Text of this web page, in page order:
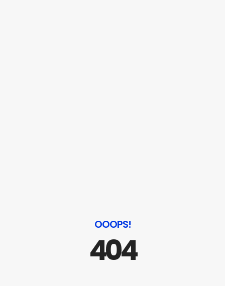
OOOPS!
404